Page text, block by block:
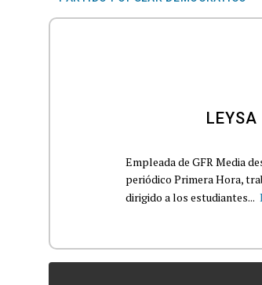
Empleada de GFR Media
periódico Primera Hora,
dirigido a los estudiantes...